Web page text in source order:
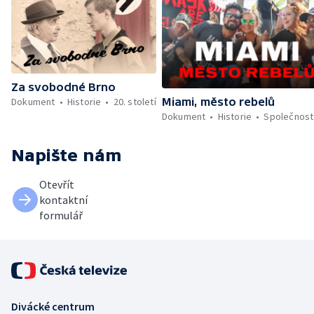
Za svobodné Brno
Dokument
Historie 20. století Miami, město rebelů
Dokument
Historie Společnost
Napište nám
Otevřít
kontaktní
formulář
Divácké centrum